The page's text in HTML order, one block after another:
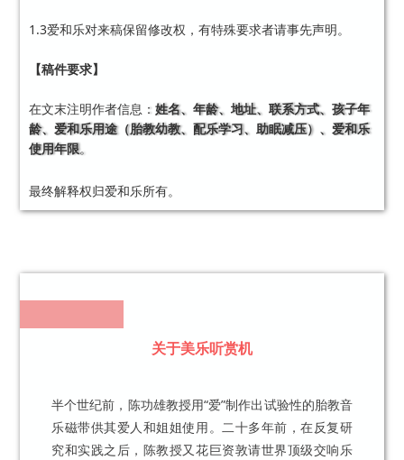
1.3爱和乐对来稿保留修改权，有特殊要求者请事先声明。
【稿件要求】
在文末注明作者信息 ： 姓名、年龄、地址、联系方式、孩子年
龄、爱和乐用途（胎教幼教、配乐学习、助眠减压）、爱和乐
使用年限。
最终解释权归爱和乐所有。
关于美乐听赏机
半个世纪前，陈功雄教授用“爱”制作出试验性的胎教音
乐磁带供其爱人和姐姐使用。二十多年前，在反复研
究和实践之后，陈教授又花巨资敦请世界顶级交响乐